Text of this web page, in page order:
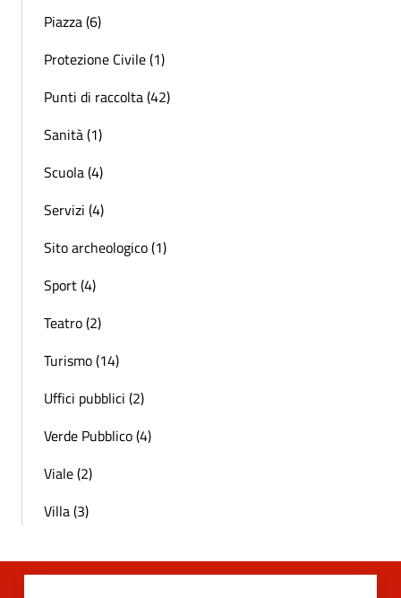
Piazza (6)
Protezione Civile (1)
Punti di raccolta (42)
Sanità (1)
Scuola (4)
Servizi (4)
Sito archeologico (1)
Sport (4)
Teatro (2)
Turismo (14)
Uffici pubblici (2)
Verde Pubblico (4)
Viale (2)
Villa (3)